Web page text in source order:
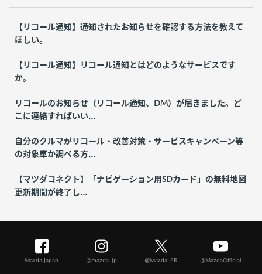
【リコール通知】通知されたお知らせを確認する方法を教えて
ほしい。
【リコール通知】リコール通知とはどのようなサービスです
か。
リコールのお知らせ（リコール通知、DM）が届きました。ど
こに連絡すればいい...
自分のクルマがリコール・改善対策・サービスキャンペーン等
の対象車か調べる方...
【マツダコネクト】「ナビゲーション用SDカード」の無料地図
更新期間が終了し...
Mazda Japan @mazda_jp @Mazda_PR @MazdaOfficial